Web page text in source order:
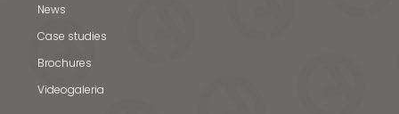
News
Case studies
Brochures
Videogaleria